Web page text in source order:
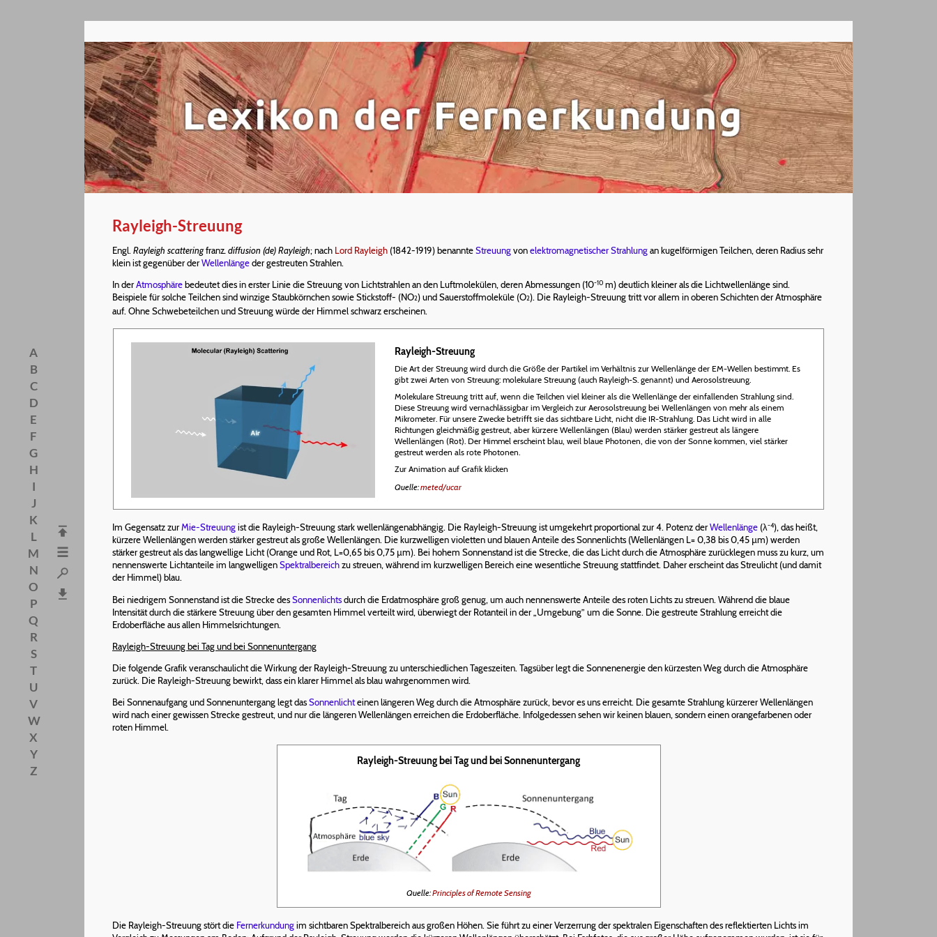
A
B
C
D
E
F
G
H
I
J
K
L
M
N
O
P
Q
R
S
T
U
V
W
X
Y
Z
Rayleigh-Streuung
Engl. Rayleigh scatteringfranz. diffusion (de) Rayleigh; nach Lord Rayleigh (1842-1919) benannteStreuungvonelektromagnetischer Strahlungan kugelförmigen Teilchen, deren Radius sehr
klein ist gegenüber derWellenlängeder gestreuten Strahlen.
In derAtmosphärebedeutet dies in erster Linie die Streuung von Lichtstrahlen an den Luftmolekülen, deren Abmessungen (10-10 m) deutlich kleiner als die Lichtwellenlänge sind.
Beispiele für solche Teilchen sind winzige Staubkörnchen sowie Stickstoff- (NO2) und Sauerstoffmoleküle (O2). Die Rayleigh-Streuung tritt vor allem in oberen Schichten der Atmosphäre
auf. Ohne Schwebeteilchen und Streuung würde der Himmel schwarz erscheinen.
Rayleigh-Streuung
Die Art der Streuung wird durch die Größe der Partikel im Verhältnis zur Wellenlänge der EM-Wellen bestimmt. Es
gibt zwei Arten von Streuung: molekulare Streuung (auch Rayleigh-S. genannt) und Aerosolstreuung.
Molekulare Streuung tritt auf, wenn die Teilchen viel kleiner als die Wellenlänge der einfallenden Strahlung sind.
Diese Streuung wird vernachlässigbar im Vergleich zur Aerosolstreuung bei Wellenlängen von mehr als einem
Mikrometer. Für unsere Zwecke betrifft sie das sichtbare Licht, nicht die IR-Strahlung. Das Licht wird in alle
Richtungen gleichmäßig gestreut, aber kürzere Wellenlängen (Blau) werden stärker gestreut als längere
Wellenlängen (Rot). Der Himmel erscheint blau, weil blaue Photonen, die von der Sonne kommen, viel stärker
gestreut werden als rote Photonen.
Zur Animation auf Grafik klicken
Quelle:meted/ucar
Im Gegensatz zurMie-Streuungist die Rayleigh-Streuung stark wellenlängenabhängig. Die Rayleigh-Streuung ist umgekehrt proportional zur 4. Potenz derWellenlänge (λ-4), das heißt,
kürzere Wellenlängen werden stärker gestreut als große Wellenlängen. Die kurzwelligen violetten und blauen Anteile des Sonnenlichts (Wellenlängen L= 0,38 bis 0,45 µm) werden
stärker gestreut als das langwellige Licht (Orange und Rot, L=0,65 bis 0,75 µm). Bei hohem Sonnenstand ist die Strecke, die das Licht durch die Atmosphäre zurücklegen muss zu kurz, um
nennenswerte Lichtanteile im langwelligenSpektralbereichzu streuen, während im kurzwelligen Bereich eine wesentliche Streuung stattfindet. Daher erscheint das Streulicht (und damit
der Himmel) blau.
Bei niedrigem Sonnenstand ist die Strecke desSonnenlichtsdurch die Erdatmosphäre groß genug, um auch nennenswerte Anteile des roten Lichts zu streuen. Während die blaue
Intensität durch die stärkere Streuung über den gesamten Himmel verteilt wird, überwiegt der Rotanteil in der „Umgebung” um die Sonne. Die gestreute Strahlung erreicht die
Erdoberfläche aus allen Himmelsrichtungen.
Rayleigh-Streuung bei Tag und bei Sonnenuntergang
Die folgende Grafik veranschaulicht die Wirkung der Rayleigh-Streuung zu unterschiedlichen Tageszeiten. Tagsüber legt die Sonnenenergie den kürzesten Weg durch die Atmosphäre
zurück. Die Rayleigh-Streuung bewirkt, dass ein klarer Himmel als blau wahrgenommen wird.
Bei Sonnenaufgang und Sonnenuntergang legt dasSonnenlichteinen längeren Weg durch die Atmosphäre zurück, bevor es uns erreicht. Die gesamte Strahlung kürzerer Wellenlängen
wird nach einer gewissen Strecke gestreut, und nur die längeren Wellenlängen erreichen die Erdoberfläche. Infolgedessen sehen wir keinen blauen, sondern einen orangefarbenen oder
roten Himmel.
Rayleigh-Streuung bei Tag und bei Sonnenuntergang
Quelle:Principles of Remote Sensing
Die Rayleigh-Streuung stört die Fernerkundungim sichtbaren Spektralbereich aus großen Höhen. Sie führt zu einer Verzerrung der spektralen Eigenschaften des reflektierten Lichts im